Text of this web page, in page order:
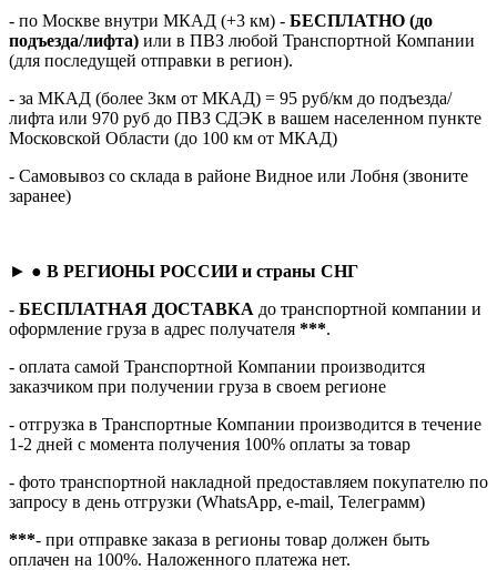
- по Москве внутри МКАД (+3 км) - БЕСПЛАТНО (до
подъезда/лифта) или в ПВЗ любой Транспортной Компании
(для последущей отправки в регион).
- за МКАД (более 3км от МКАД) = 95 руб/км до подъезда/
лифта или 970 руб до ПВЗ СДЭК в вашем населенном пункте
Московской Области (до 100 км от МКАД)
- Самовывоз со склада в районе Видное или Лобня (звоните
заранее)
► ● В РЕГИОНЫ РОССИИ и страны СНГ
- БЕСПЛАТНАЯ ДОСТАВКА до транспортной компании и
оформление груза в адрес получателя ***.
- оплата самой Транспортной Компании производится
заказчиком при получении груза в своем регионе
- отгрузка в Транспортные Компании производится в течение
1-2 дней с момента получения 100% оплаты за товар
- фото транспортной накладной предоставляем покупателю по
запросу в день отгрузки (WhatsApp, e-mail, Телеграмм)
***- при отправке заказа в регионы товар должен быть
оплачен на 100%. Наложенного платежа нет.